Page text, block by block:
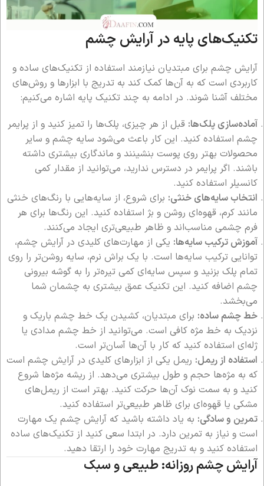
تکنیک‌های پایه در آرایش چشم
آرایش چشم برای مبتدیان نیازمند استفاده از تکنیک‌های ساده و
کاربردی است که به آن‌ها کمک کند به تدریج با ابزارها و روش‌های
مختلف آشنا شوند. در ادامه به چند تکنیک پایه اشاره می‌کنیم:
آماده‌سازی پلک‌ها: قبل از هر چیزی، پلک‌ها را تمیز کنید و از پرایمر
چشم استفاده کنید. این کار باعث می‌شود سایه چشم و سایر
محصولات بهتر روی پوست بنشینند و ماندگاری بیشتری داشته
باشند. اگر پرایمر در دسترس ندارید، می‌توانید از مقدار کمی
کانسیلر استفاده کنید.
انتخاب سایه‌های خنثی: برای شروع، از سایه‌هایی با رنگ‌های خنثی
مانند کرم، قهوه‌ای روشن و بژ استفاده کنید. این رنگ‌ها برای هر
فرم چشمی مناسب‌اند و ظاهر طبیعی‌تری ایجاد می‌کنند.
آموزش ترکیب سایه‌ها: یکی از مهارت‌های کلیدی در آرایش چشم،
توانایی ترکیب سایه‌ها است. با یک براش نرم، سایه روشن‌تر را روی
تمام پلک بزنید و سپس سایه‌ای کمی تیره‌تر را به گوشه بیرونی
چشم اضافه کنید. این تکنیک عمق بیشتری به چشمان شما
می‌بخشد.
خط چشم ساده: برای مبتدیان، کشیدن یک خط چشم باریک و
نزدیک به خط مژه کافی است. می‌توانید از خط چشم مدادی یا
ژله‌ای استفاده کنید که کار با آن‌ها آسان‌تر است.
استفاده از ریمل: ریمل یکی از ابزارهای کلیدی در آرایش چشم است
که به مژه‌ها حجم و طول بیشتری می‌دهد. از ریشه مژه‌ها شروع
کنید و به سمت نوک آن‌ها حرکت کنید. بهتر است از ریمل‌های
مشکی یا قهوه‌ای برای ظاهر طبیعی‌تر استفاده کنید.
تمرین و سادگی: به یاد داشته باشید که آرایش چشم یک مهارت
است و نیاز به تمرین دارد. در ابتدا سعی کنید از تکنیک‌های ساده
استفاده کنید و به تدریج مهارت خود را ارتقا دهید.
آرایش چشم روزانه: طبیعی و سبک